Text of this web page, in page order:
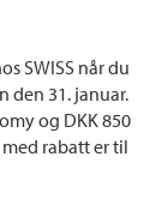
SWISS når du
den 31. januar.
og DKK 850
med rabatt er til